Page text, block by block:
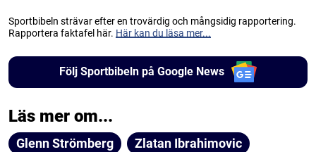
Sportbibeln strävar efter en trovärdig och mångsidig rapportering.
Rapportera faktafel här. Här kan du läsa mer...
Följ Sportbibeln på Google News
Läs mer om...
Glenn Strömberg Zlatan Ibrahimovic